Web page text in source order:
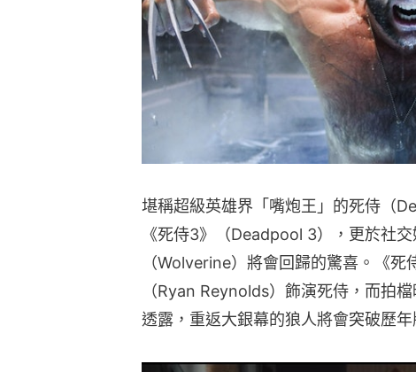
堪稱超級英雄界「嘴炮王」的死侍（
《死侍3》（Deadpool 3），更於社
（Wolverine）將會回歸的驚喜。《
（Ryan Reynolds）飾演死侍，而拍
透露，重返大銀幕的狼人將會突破歷